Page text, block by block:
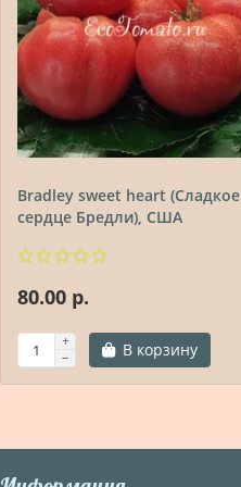
Bradley sweet heart (Сладкое
сердце Бредли), США
80.00 р.
В корзину